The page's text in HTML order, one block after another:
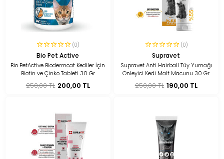
(0)
Bio Pet Active
Bio PetActive Biodermcat Kediler İçin
Biotin ve Çinko Tableti 30 Gr
250,00 TL 200,00 TL
(0)
Supravet
Supravet Anti Hairball Tüy Yumağı
Önleyici Kedi Malt Macunu 30 Gr
250,00 TL 190,00 TL